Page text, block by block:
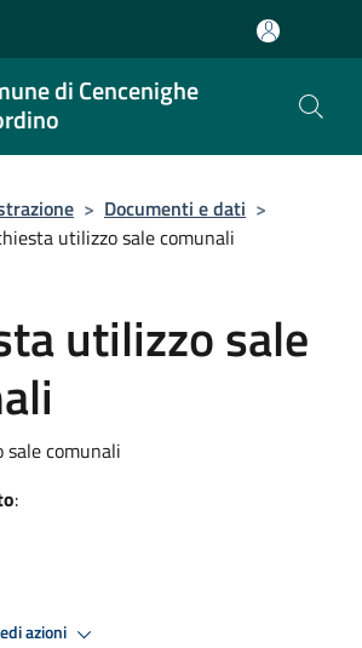
di Cencenighe
> Documenti e dati >
utilizzo sale comunali
utilizzo sale
comunali
:
azioni